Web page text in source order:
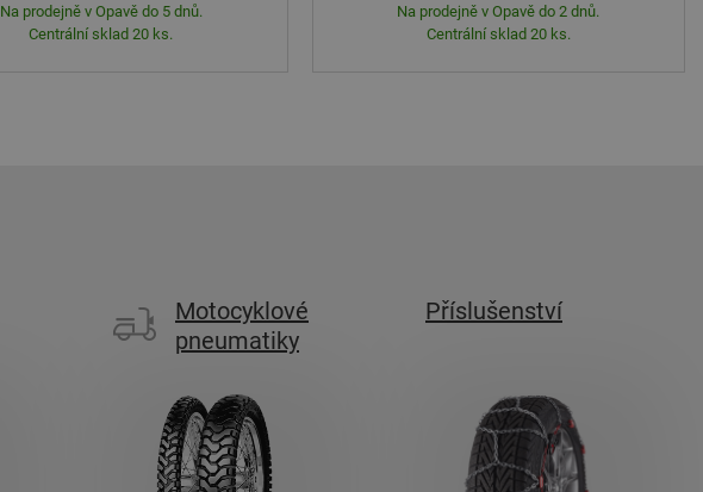
Na prodejně v Opavě do 5 dnů.
Centrální sklad 20 ks.
Na prodejně v Opavě do 2 dnů.
Centrální sklad 20 ks.
Motocyklové
pneumatiky
Příslušenství